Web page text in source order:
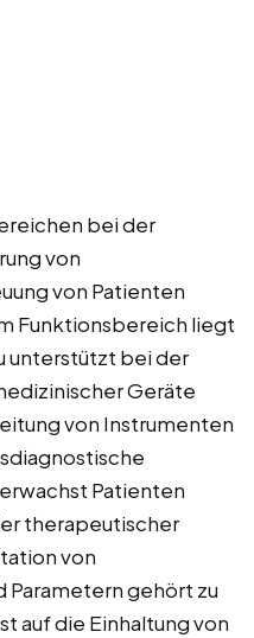
bei der
von
von Patienten
Funktionsbereich liegt
unterstützt bei der
Geräte
von Instrumenten
Patienten
therapeutischer
von
Parametern gehört zu
auf die Einhaltung von